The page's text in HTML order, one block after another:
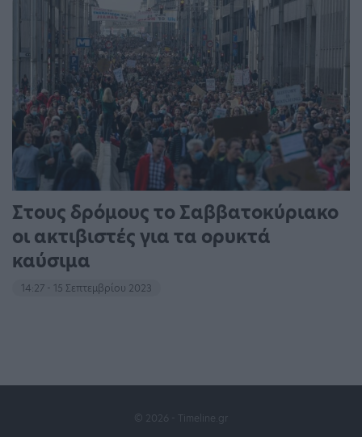
Στους δρόμους το Σαββατοκύριακο
οι ακτιβιστές για τα ορυκτά
καύσιμα
14:27 - 15 Σεπτεμβρίου 2023
© 2026 - Timeline.gr